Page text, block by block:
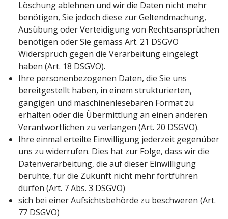
Löschung ablehnen und wir die Daten nicht mehr
benötigen, Sie jedoch diese zur Geltendmachung,
Ausübung oder Verteidigung von Rechtsansprüchen
benötigen oder Sie gemäss Art. 21 DSGVO
Widerspruch gegen die Verarbeitung eingelegt
haben (Art. 18 DSGVO).
Ihre personenbezogenen Daten, die Sie uns
bereitgestellt haben, in einem strukturierten,
gängigen und maschinenlesebaren Format zu
erhalten oder die Übermittlung an einen anderen
Verantwortlichen zu verlangen (Art. 20 DSGVO).
Ihre einmal erteilte Einwilligung jederzeit gegenüber
uns zu widerrufen. Dies hat zur Folge, dass wir die
Datenverarbeitung, die auf dieser Einwilligung
beruhte, für die Zukunft nicht mehr fortführen
dürfen (Art. 7 Abs. 3 DSGVO)
sich bei einer Aufsichtsbehörde zu beschweren (Art.
77 DSGVO)